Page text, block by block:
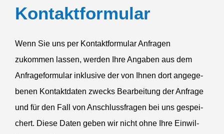
Kontakt­for­mular
Wenn Sie uns per Kontakt­for­mular Anfragen
zukommen lassen, werden Ihre Angaben aus dem
Anfra­ge­for­mular inklusive der von Ihnen dort angege­
benen Kontakt­daten zwecks Bearbeitung der Anfrage
und für den Fall von Anschluss­fragen bei uns gespei­
chert. Diese Daten geben wir nicht ohne Ihre Einwil­